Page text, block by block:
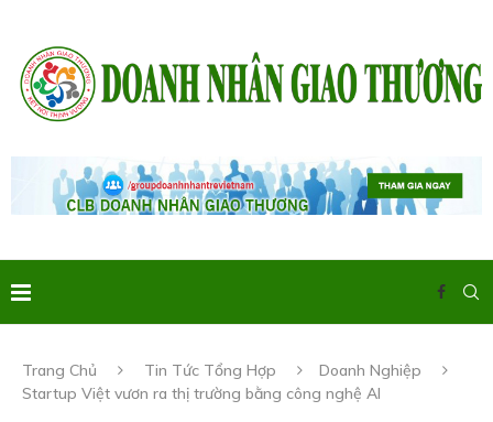
Trang Chủ Tin Tức Tổng Hợp
Doanh Nghiệp
Startup Việt vươn ra thị trường bằng công nghệ AI